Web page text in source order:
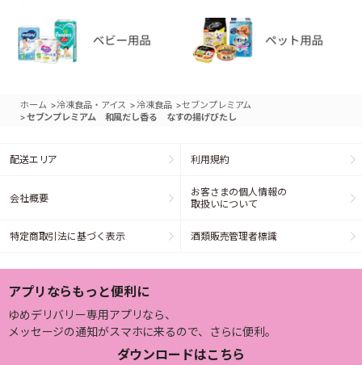
ホーム >冷凍食品・アイス > 冷凍食品 >セブンプレミアム
>セブンプレミアム 和風だし香る なすの揚げびたし
配送エリア 利用規約
会社概要
お客さまの個人情報の
取扱いについて
特定商取引法に基づく表示 酒類販売管理者標識
アプリならもっと便利に
ゆめデリバリー専用アプリなら、
メッセージの通知がスマホに来るので、さらに便利。
ダウンロードはこちら